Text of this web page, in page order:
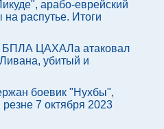
арабо-еврейский
распутье. Итоги
БПЛА ЦАХАЛа атаковал
убитый и
боевик "Нухбы",
7 октября 2023